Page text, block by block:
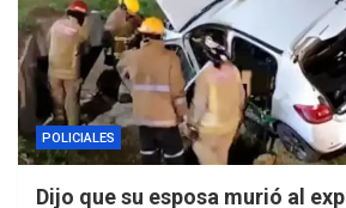
POLICIALES
Dijo que su esposa murió al